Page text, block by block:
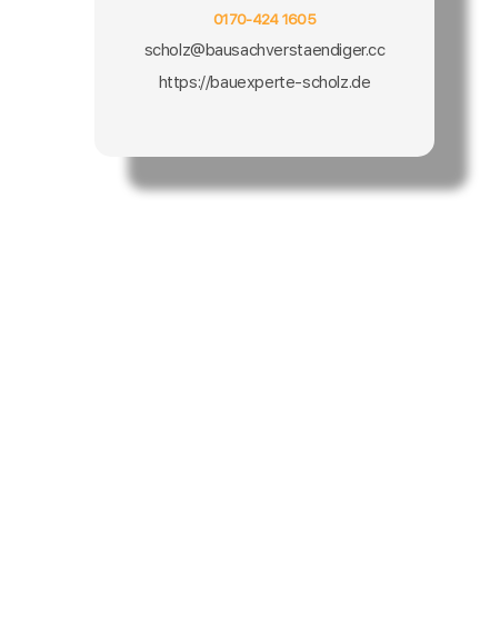
0170-424 1605
scholz@bausachverstaendiger.cc
https://bauexperte-scholz.de